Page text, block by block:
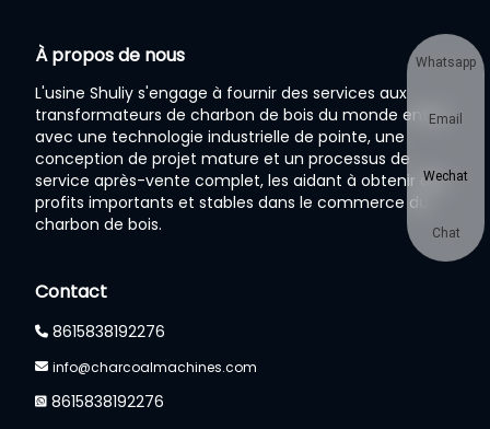
À propos de nous
L'usine Shuliy s'engage à fournir des services aux
transformateurs de charbon de bois du monde entier
avec une technologie industrielle de pointe, une
conception de projet mature et un processus de
service après-vente complet, les aidant à obtenir des
profits importants et stables dans le commerce du
charbon de bois.
Contact
8615838192276
info@charcoalmachines.com
8615838192276
Whatsapp
Email
Wechat
Chat